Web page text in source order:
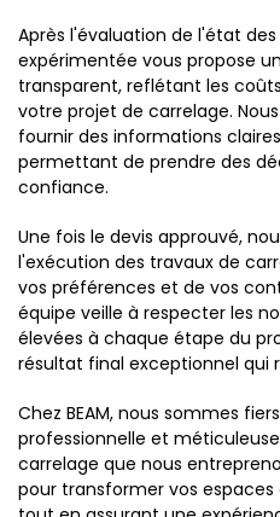
Après l'évaluation de l'état
expérimentée vous propose
transparent, reflétant les
votre projet de carrelage.
fournir des informations
permettant de prendre des
confiance.
Une fois le devis approuvé,
l'exécution des travaux de
vos préférences et de vos
équipe veille à respecter les
élevées à chaque étape du
résultat final exceptionnel qui
Chez BEAM, nous sommes
professionnelle et
carrelage que nous
pour transformer vos